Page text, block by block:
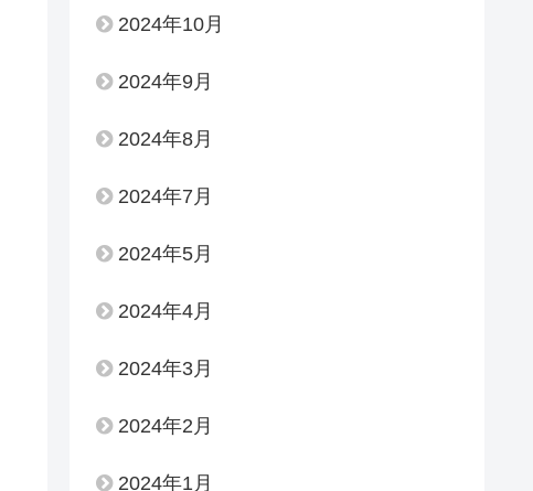
2024年10月
2024年9月
2024年8月
2024年7月
2024年5月
2024年4月
2024年3月
2024年2月
2024年1月